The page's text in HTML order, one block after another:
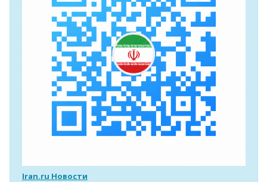
Iran.ru Новости